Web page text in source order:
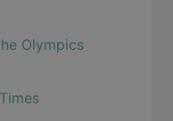
Olympics